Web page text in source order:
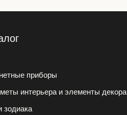
приборы
интерьера и элементы декора
зодиака